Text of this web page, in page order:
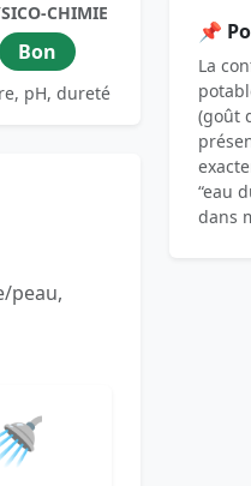
CHIMIE
Bon
pH, dureté
peau,
📌
La
(goût
“eau
dans